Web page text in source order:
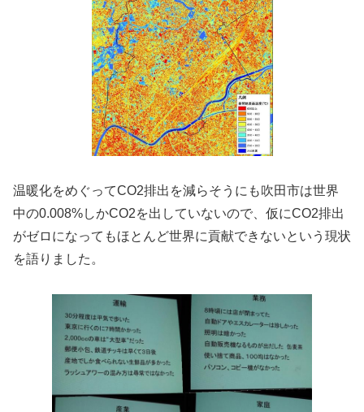
温暖化をめぐってCO2排出を減らそうにも吹田市は世界
中の0.008%しかCO2を出していないので、仮にCO2排出
がゼロになってもほとんど世界に貢献できないという現状
を語りました。